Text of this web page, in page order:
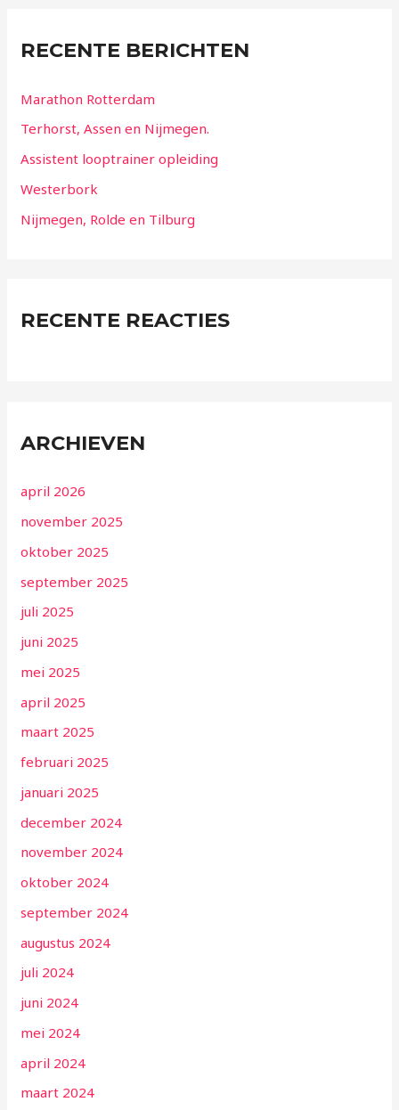
RECENTE BERICHTEN
Marathon Rotterdam
Terhorst, Assen en Nijmegen.
Assistent looptrainer opleiding
Westerbork
Nijmegen, Rolde en Tilburg
RECENTE REACTIES
ARCHIEVEN
april 2026
november 2025
oktober 2025
september 2025
juli 2025
juni 2025
mei 2025
april 2025
maart 2025
februari 2025
januari 2025
december 2024
november 2024
oktober 2024
september 2024
augustus 2024
juli 2024
juni 2024
mei 2024
april 2024
maart 2024